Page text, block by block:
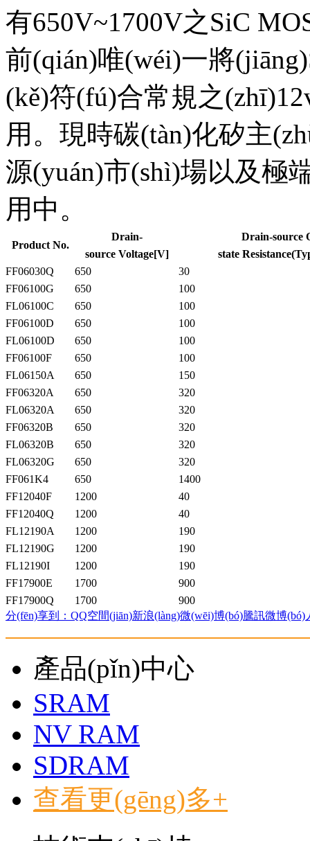
有650V~1700V之SiC
前(qián)唯(wéi)一將
(kě)符(fú)合常規之
用。現時碳(tàn)化矽主
源(yuán)市(shì)場以及極
用中。
Product No.
Drain-
source Voltage[V]
Drain-source
state
FF06030Q
650
30
FF06100G
650
100
FL06100C
650
100
FF06100D
650
100
FL06100D
650
100
FF06100F
650
100
FL06150A
650
150
FF06320A
650
320
FL06320A
650
320
FF06320B
650
320
FL06320B
650
320
FL06320G
650
320
FF061K4
650
1400
FF12040F
1200
40
FF12040Q
1200
40
FL12190A
1200
190
FL12190G
1200
190
FL12190I
1200
190
FF17900E
1700
900
FF17900Q
1700
900
分(fēn)享到： QQ空間(jiān)新浪(làng)微(wēi)博(bó)騰訊微博(bó)
產品(pǐn)中心
SRAM
NV RAM
SDRAM
查看更(gēng)多+